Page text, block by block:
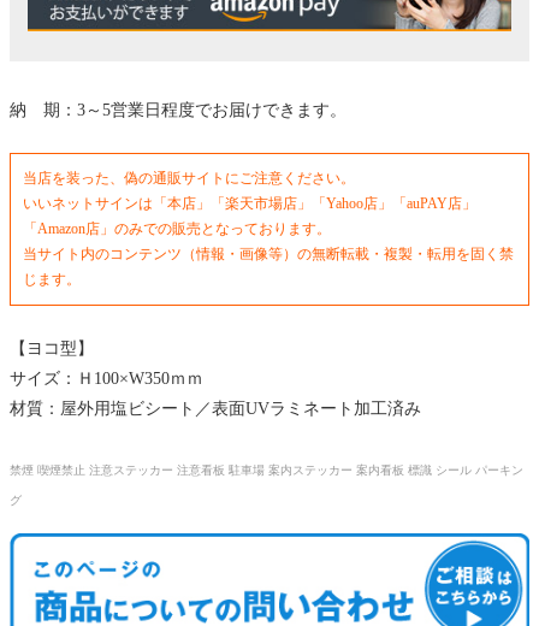
納 期：3～5営業日程度でお届けできます。
当店を装った、偽の通販サイトにご注意ください。
いいネットサインは「本店」「楽天市場店」「Yahoo店」「auPAY店」
「Amazon店」のみでの販売となっております。
当サイト内のコンテンツ（情報・画像等）の無断転載・複製・転用を固く禁
じます。
【ヨコ型】
サイズ：Ｈ100×W350ｍｍ
材質：屋外用塩ビシート／表面UVラミネート加工済み
禁煙 喫煙禁止 注意ステッカー 注意看板 駐車場 案内ステッカー 案内看板 標識 シール パーキン
グ